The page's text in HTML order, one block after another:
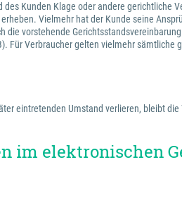
Kunden Klage oder andere
Vielmehr hat der Kunde seine
die vorstehende
Für Verbraucher gelten vielmehr sämtliche
eintretenden Umstand verlieren, bleibt
im elektronischen